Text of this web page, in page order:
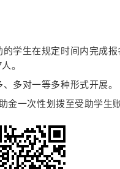
学生在规定时间内完成
。
多对一等多种形式开展。
金一次性划拨至受助学生账